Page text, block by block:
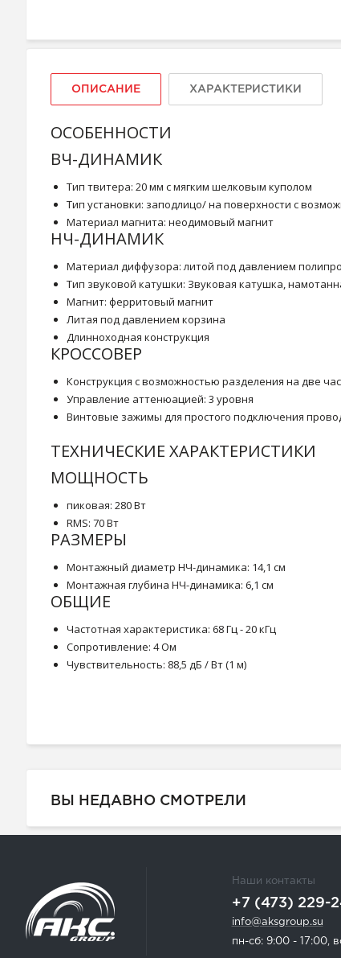
ОПИСАНИЕ ХАРАКТЕРИСТИКИ
ОСОБЕННОСТИ
ВЧ-ДИНАМИК
Тип твитера: 20 мм с мягким шелковым куполом
Тип установки: заподлицо/ на поверхности с
Материал магнита: неодимовый магнит
НЧ-ДИНАМИК
Материал диффузора: литой под давлением
Тип звуковой катушки: Звуковая катушка,
Магнит: ферритовый магнит
Литая под давлением корзина
Длинноходная конструкция
КРОССОВЕР
Конструкция с возможностью разделения на две
Управление аттенюацией: 3 уровня
Винтовые зажимы для простого подключения
ТЕХНИЧЕСКИЕ ХАРАКТЕРИСТИКИ
МОЩНОСТЬ
пиковая: 280 Вт
RMS: 70 Вт
РАЗМЕРЫ
Монтажный диаметр НЧ-динамика: 14,1 см
Монтажная глубина НЧ-динамика: 6,1 см
ОБЩИЕ
Частотная характеристика: 68 Гц - 20 кГц
Сопротивление: 4 Ом
Чувствительность: 88,5 дБ / Вт (1 м)
ВЫ НЕДАВНО СМОТРЕЛИ
Наши контакты
+7 (473) 229-
info@aksgroup.su
пн-сб: 9:00 - 17:00,